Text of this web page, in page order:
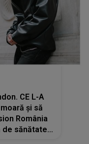
CE L-A
și să
România
de sănătatea